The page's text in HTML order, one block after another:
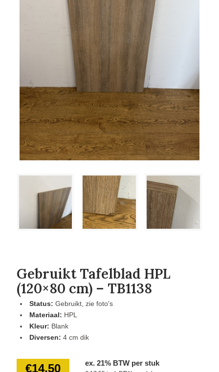
Gebruikt Tafelblad HPL
(120×80 cm) – TB1138
Status: Gebruikt, zie foto's
Materiaal: HPL
Kleur: Blank
Diversen: 4 cm dik
€14,50 ex. 21% BTW per stuk